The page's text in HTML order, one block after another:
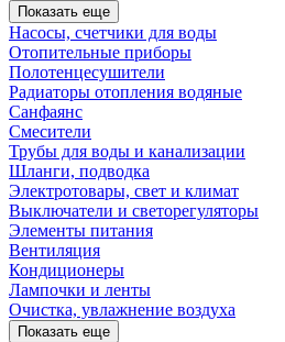
Показать еще
Насосы, счетчики для воды
Отопительные приборы
Полотенцесушители
Радиаторы отопления водяные
Санфаянс
Смесители
Трубы для воды и канализации
Шланги, подводка
Электротовары, свет и климат
Выключатели и светорегуляторы
Элементы питания
Вентиляция
Кондиционеры
Лампочки и ленты
Очистка, увлажнение воздуха
Показать еще